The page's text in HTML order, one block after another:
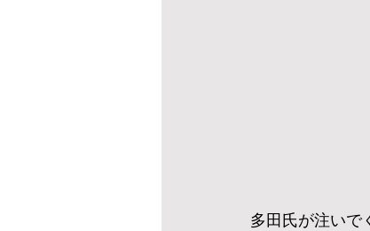
多田氏が注いで